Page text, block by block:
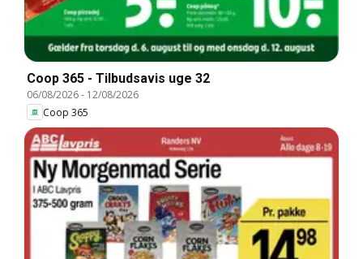
Coop 365 - Tilbudsavis uge 32
06/08/2026- 12/08/2026
Coop 365